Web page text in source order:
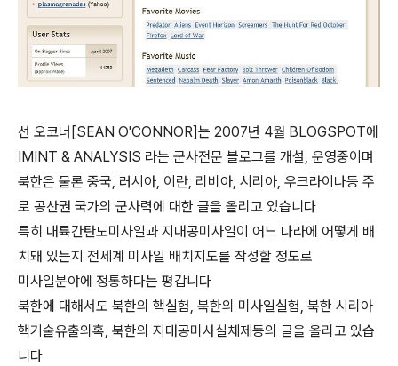
선 오코너[SEAN O'CONNOR]는 2007년 4월 BLOGSPOT에
IMINT & ANALYSIS 라는 군사전문 블로그를 개설, 운영중이며
북한은 물론 중국, 러시아, 이란, 리비아, 시리아, 우크라이나등 주
로 공산권 국가의 군사력에 대한 글을 올리고 있습니다
특히 대륙간탄도미사일과 지대공미사일이 어느 나라에 어떻게 배
치돼 있는지 전세계 미사일 배치지도를 작성할 정도로
미사일분야에 정통하다는 평갑니다
북한에 대해서도 북한의 핵실험, 북한의 미사일실험, 북한 시리아
핵기술유출의혹, 북한의 지대공미사실체제등의 글을 올리고 있습
니다